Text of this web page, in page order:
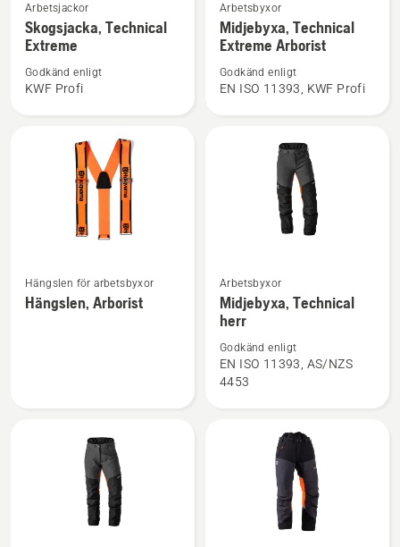
mer
information
Skogsjacka,
Arbetsjackor
Skogsjacka, Technical
Extreme
Godkänd enligt
KWF Profi
mer
information
Midjebyxa,
Arbetsbyxor
Midjebyxa, Technical
Extreme Arborist
Godkänd enligt
EN ISO 11393, KWF Profi
Se
mer
Hängslen för arbetsbyxor
Hängslen, Arborist
Se
mer
information
om
Midjebyxa,
Technical
Arbetsbyxor
Midjebyxa, Technical
herr
Godkänd enligt
EN ISO 11393, AS/NZS
4453